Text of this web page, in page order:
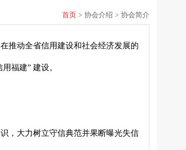
首页 > 协会介绍 > 协会简介
在推动全省信用建设和社会经济发展的
用福建” 建设。
，大力树立守信典范并果断曝光失信